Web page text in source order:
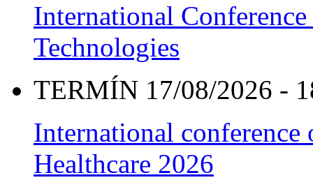
International
Technologies
TERMÍN 17/08/2026 -
International
Healthcare 2026